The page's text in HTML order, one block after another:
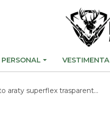
VESTIMENTA
superflex trasparente -100mts-